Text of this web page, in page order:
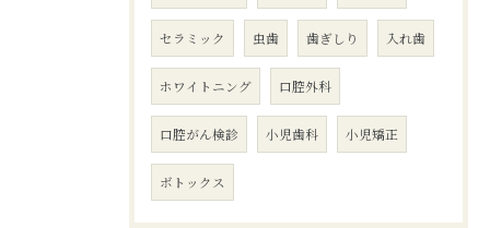
セラミック 虫歯 歯ぎしり 入れ歯
ホワイトニング 口腔外科
口腔がん検診 小児歯科 小児矯正
ボトックス